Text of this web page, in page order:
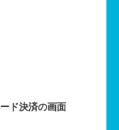
ド決済の画面